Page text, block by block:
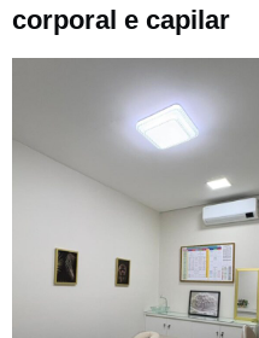
corporal e capilar